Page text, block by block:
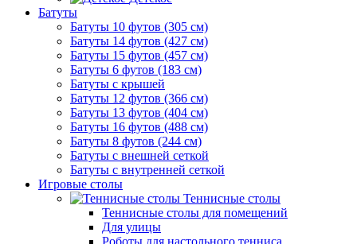
Батуты
Батуты 10 футов (305 см)
Батуты 14 футов (427 см)
Батуты 15 футов (457 см)
Батуты 6 футов (183 см)
Батуты с крышей
Батуты 12 футов (366 см)
Батуты 13 футов (404 см)
Батуты 16 футов (488 см)
Батуты 8 футов (244 см)
Батуты с внешней сеткой
Батуты с внутренней сеткой
Игровые столы
Теннисные столы
Теннисные столы для помещений
Для улицы
Роботы для настольного тенниса